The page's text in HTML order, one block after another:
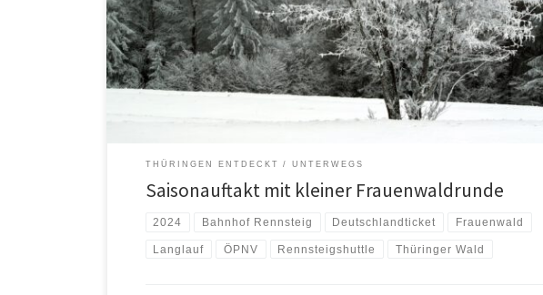
Gelegenheit zu nutzen, starteten wir von Ilmenau am Samstagvormittag mit dem
Rennsteigshuttle zum Bahnhof Rennsteig. Die Loipen waren brauchbar, […]
THÜRINGEN ENTDECKT UNTERWEGS
Saisonauftakt mit kleiner Frauenwaldrunde
2024 Bahnhof Rennsteig Deutschlandticket Frauenwald
Langlauf ÖPNV Rennsteigshuttle Thüringer Wald